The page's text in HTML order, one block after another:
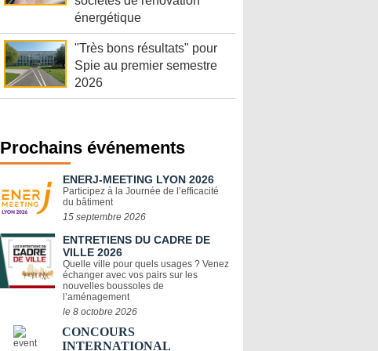
énergétique
"Très bons résultats" pour
Spie au premier semestre
2026
Prochains événements
ENERJ-MEETING LYON 2026
Participez à la Journée de l’efficacité
du bâtiment
15 septembre 2026
ENTRETIENS DU CADRE DE
VILLE 2026
Quelle ville pour quels usages ? Venez
échanger avec vos pairs sur les
nouvelles boussoles de
l’aménagement
le 8 octobre 2026
CONCOURS
INTERNATIONAL